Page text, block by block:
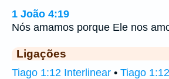
1 João 4:19
Nós amamos porque Ele nos
Ligações
Tiago 1:12 Interlinear • Tiago